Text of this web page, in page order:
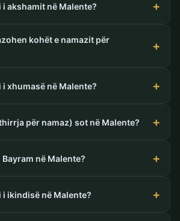
i akshamit në Malente?
kohët e namazit për
i xhumasë në Malente?
për namaz) sot në Malente?
në Malente?
i ikindisë në Malente?